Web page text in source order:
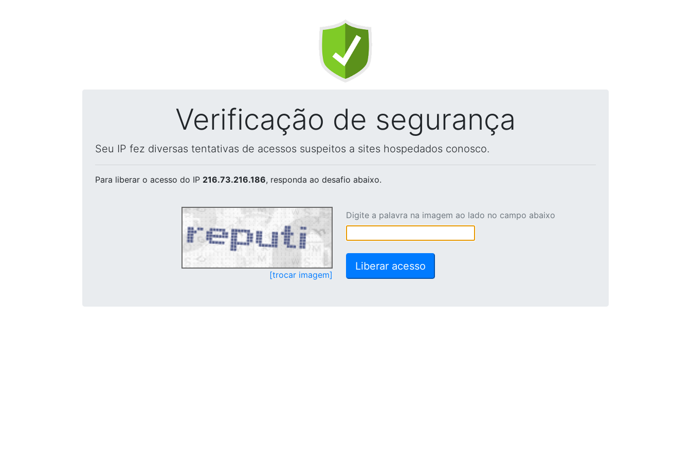
Verificação de segurança
Seu IP fez diversas tentativas de acessos suspeitos a sites hospedados conosco.
Para liberar o acesso do IP 216.73.216.186, responda ao desafio abaixo.
[trocar imagem]
Digite a palavra na imagem ao lado no campo abaixo